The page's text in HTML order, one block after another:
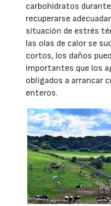
carbohidratos
recuperarse
situación de estrés
las olas de calor se
cortos, los daños
importantes que los
obligados a arrancar
enteros.